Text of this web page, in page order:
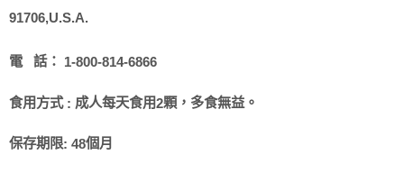
91706,U.S.A.
電 話： 1-800-814-6866
食用方式: 成人每天食用2顆，多食無益。
保存期限: 48個月